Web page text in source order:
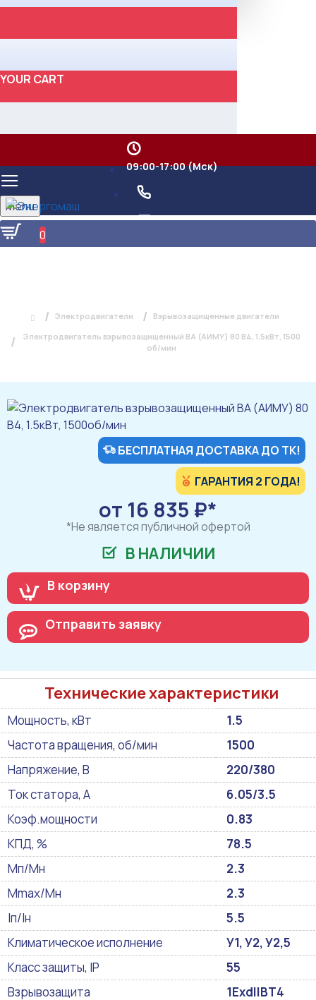
YOUR CART
09:00-17:00 (Мск)
Menu
0
Электродвигатели
Взрывозащищенные двигатели
Электродвигатель взрывозащищенный ВА (АИМУ) 80 В4, 1.5кВт, 1500
об/мин
БЕСПЛАТНАЯ ДОСТАВКА ДО ТК!
ГАРАНТИЯ 2 ГОДА!
от 16 835 ₽*
*Не является публичной офертой
В НАЛИЧИИ
В корзину
Отправить заявку
Технические характеристики
Мощность, кВт
1.5
Частота вращения, об/мин
1500
Напряжение, В
220/380
Ток статора, А
6.05/3.5
Коэф.мощности
0.83
КПД, %
78.5
Мп/Мн
2.3
Mmax/Mн
2.3
Iп/Iн
5.5
Климатическое исполнение
У1, У2, У2,5
Класс защиты, IP
55
Взрывозащита
1ExdIIBT4